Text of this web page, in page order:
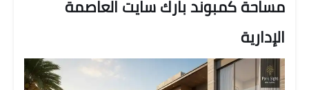
مساحة كمبوند بارك سايت العاصمة
الإدارية